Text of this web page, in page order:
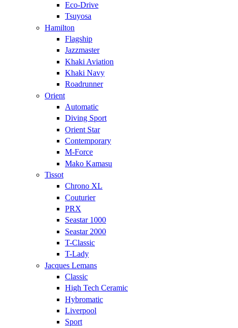
Eco-Drive
Tsuyosa
Hamilton
Flagship
Jazzmaster
Khaki Aviation
Khaki Navy
Roadrunner
Orient
Automatic
Diving Sport
Orient Star
Contemporary
M-Force
Mako Kamasu
Tissot
Chrono XL
Couturier
PRX
Seastar 1000
Seastar 2000
T-Classic
T-Lady
Jacques Lemans
Classic
High Tech Ceramic
Hybromatic
Liverpool
Sport